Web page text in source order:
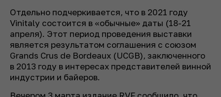
Отдельно подчеркивается, что в 2021 году
Vinitaly состоится в «обычные» даты (18-21
апреля). Этот период проведения выставки
является результатом соглашения с союзом
Grands Crus de Bordeaux (UCGB), заключенного
в 2013 году в интересах представителей винной
индустрии и байеров.